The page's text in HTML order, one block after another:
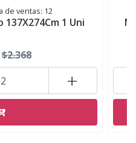
de ventas: 12
1 Uni
$2.368
+